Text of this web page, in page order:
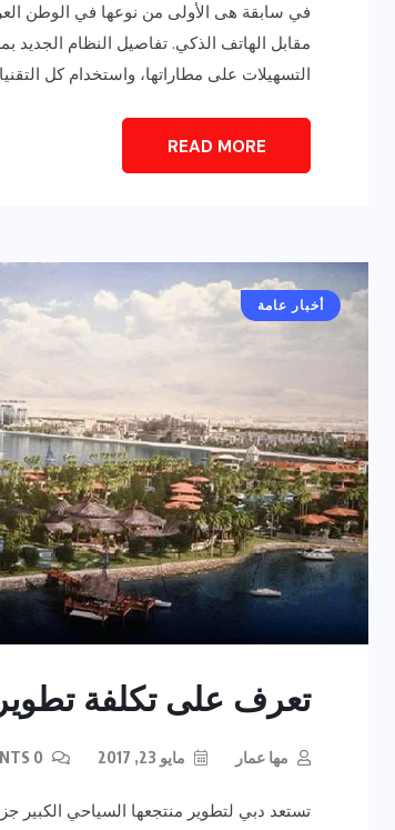
في سابقة هى الأولى من نوعها في الوطن
مقابل الهاتف الذكي. تفاصيل النظام الجديد
التسهيلات على مطاراتها، واستخدام كل
READ MORE
أخبار عامة
تعرف على تكلفة
مها عمار مايو 23, 2017